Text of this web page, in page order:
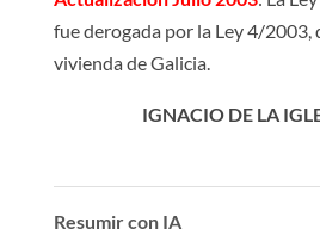
fue derogada por la Ley 4/2003,
vivienda de Galicia.
IGNACIO DE LA
Resumir con IA